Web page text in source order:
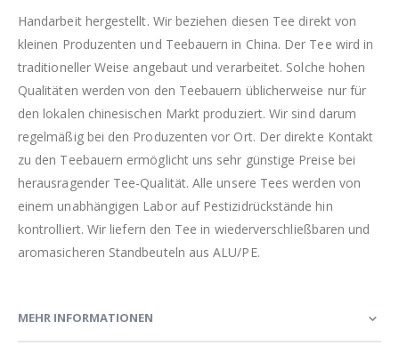
Handarbeit hergestellt. Wir beziehen diesen Tee direkt von
kleinen Produzenten und Teebauern in China. Der Tee wird in
traditioneller Weise angebaut und verarbeitet. Solche hohen
Qualitäten werden von den Teebauern üblicherweise nur für
den lokalen chinesischen Markt produziert. Wir sind darum
regelmäßig bei den Produzenten vor Ort. Der direkte Kontakt
zu den Teebauern ermöglicht uns sehr günstige Preise bei
herausragender Tee-Qualität. Alle unsere Tees werden von
einem unabhängigen Labor auf Pestizidrückstände hin
kontrolliert. Wir liefern den Tee in wiederverschließbaren und
aromasicheren Standbeuteln aus ALU/PE.
MEHR INFORMATIONEN